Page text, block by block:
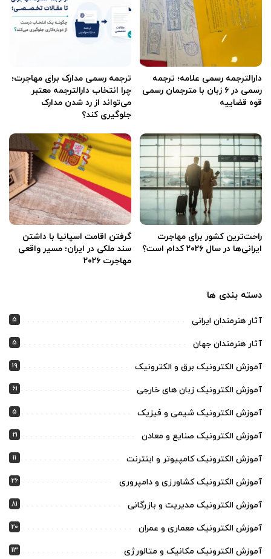
دارالترجمه رسمی علامه؛ ترجمه
رسمی در ۶ زبان با مترجمان رسمی
قوه قضاییه
ترجمه رسمی مدارک برای مهاجرت؛
چرا انتخاب دارالترجمه معتبر
می‌تواند از رد شدن مدارک
جلوگیری کند؟
راحت‌ترین کشور برای مهاجرت
ایرانی‌ها در سال ۲۰۲۶ کدام است؟
گرفتن اقامت اسپانیا با داشتن
سند ملکی در ایران؛ مسیر واقعی
مهاجرت ۲۰۲۶
دسته بندی ها
آثار هنرمندان ایرانی 5
آثار هنرمندان جهان 5
آموزش الکترونیک برق و الکترونیک 19
آموزش الکترونیک زبان های خارجی 61
آموزش الکترونیک شیمی و فیزیک 5
آموزش الکترونیک صنایع و معادن 21
آموزش الکترونیک کامپیوتر و اینترنت 11
آموزش الکترونیک کشاورزی و دامپروری 26
آموزش الکترونیک مدیریت و بازرگانی 81
آموزش الکترونیک معماری و عمران 20
آموزش الکترونیک مکانیک و متالورژی 13